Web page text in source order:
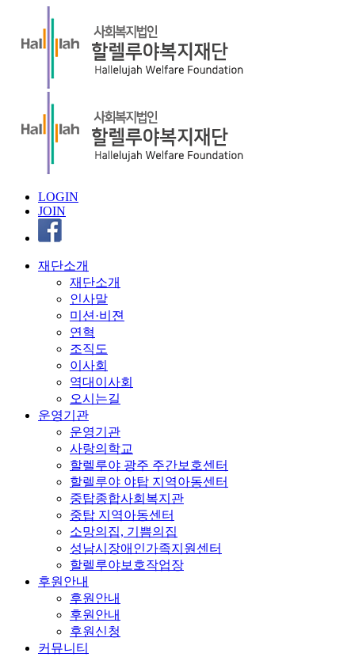
LOGIN
JOIN
재단소개
재단소개
인사말
미션·비젼
연혁
조직도
이사회
역대이사회
오시는길
운영기관
운영기관
사랑의학교
할렐루야 광주 주간보호센터
할렐루야 야탑 지역아동센터
중탑종합사회복지관
중탑 지역아동센터
소망의집, 기쁨의집
성남시장애인가족지원센터
할렐루야보호작업장
후원안내
후원안내
후원안내
후원신청
커뮤니티